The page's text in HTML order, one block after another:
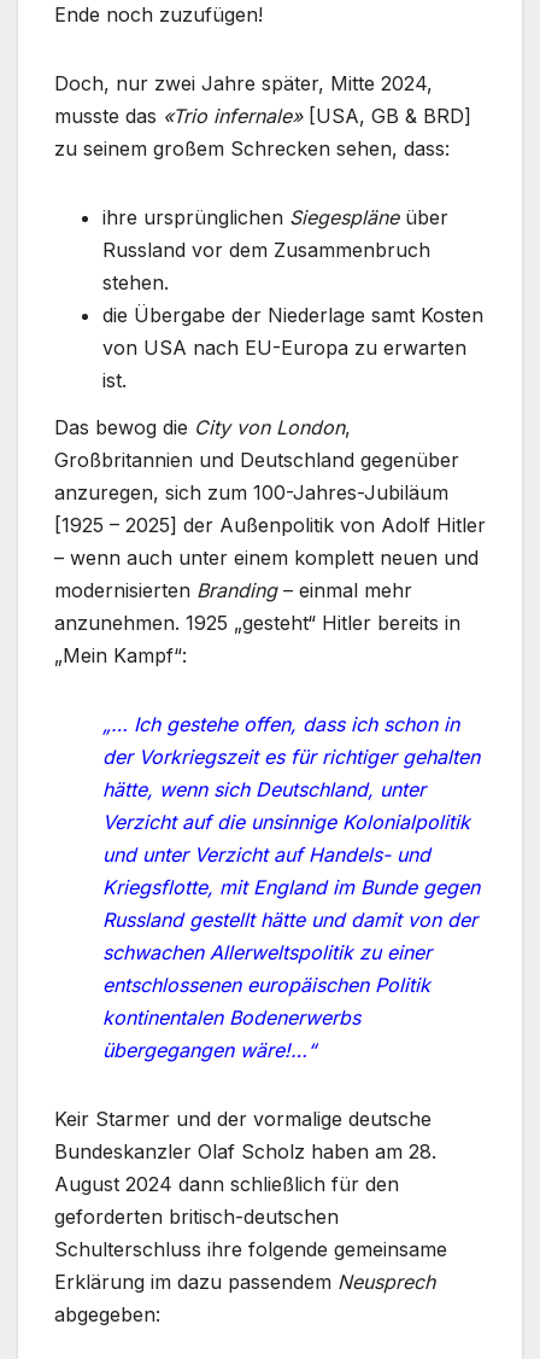
Ende noch zuzufügen!
Doch, nur zwei Jahre später, Mitte 2024,
musste das «Trio infernale»[USA, GB & BRD]
zu seinem großem Schrecken sehen, dass:
ihre ursprünglichen Siegespläneüber
Russland vor dem Zusammenbruch
stehen.
die Übergabe der Niederlage samt Kosten
von USA nach EU-Europa zu erwarten
ist.
Das bewog die City von London,
Großbritannien und Deutschland gegenüber
anzuregen, sich zum 100-Jahres-Jubiläum
[1925 – 2025] der Außenpolitik von Adolf Hitler
– wenn auch unter einem komplett neuen und
modernisierten Branding– einmal mehr
anzunehmen. 1925 „gesteht“ Hitler bereits in
„Mein Kampf“:
„… Ich gestehe offen, dass ich schon in
der Vorkriegszeit es für richtiger gehalten
hätte, wenn sich Deutschland, unter
Verzicht auf die unsinnige Kolonialpolitik
und unter Verzicht auf Handels- und
Kriegsflotte, mit England im Bunde gegen
Russland gestellt hätte und damit von der
schwachen Allerweltspolitik zu einer
entschlossenen europäischen Politik
kontinentalen Bodenerwerbs
übergegangen wäre!…“
Keir Starmer und der vormalige deutsche
Bundeskanzler Olaf Scholz haben am 28.
August 2024 dann schließlich für den
geforderten britisch-deutschen
Schulterschluss ihre folgende gemeinsame
Erklärung im dazu passendem Neusprech
abgegeben: